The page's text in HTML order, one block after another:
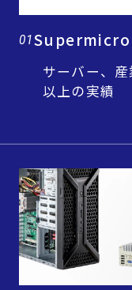
01Supermicro
サーバー、
以上の実績